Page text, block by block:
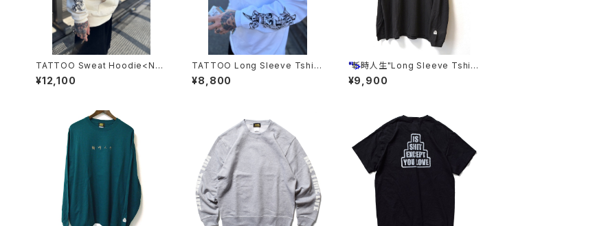
TATTOO Sweat Hoodie<NA
TURAL>
¥12,100
TATTOO Long Sleeve Tshirt
s<WHITE>
¥8,800
">
"斬時人生"Long Sleeve Tshirt
s <GRAY>
¥9,900